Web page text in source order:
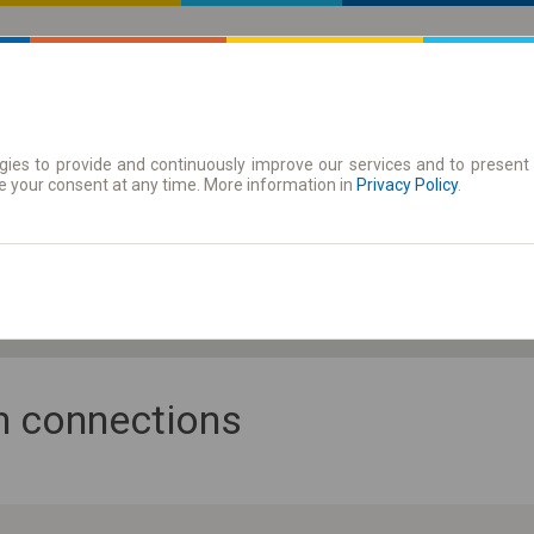
| Tickets Season tickets
connections
to provide and continuously improve our services and to
your consent at any time. More information in Privacy Policy.